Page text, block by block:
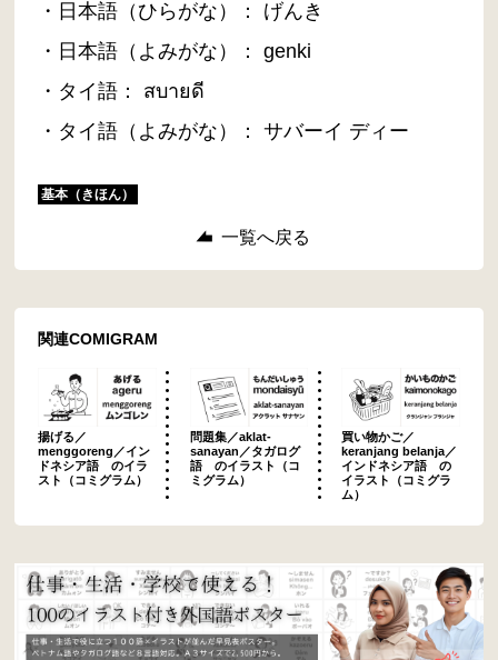
・日本語（ひらがな）： げんき
・日本語（よみがな）： genki
・タイ語： สบายดี
・タイ語（よみがな）： サバーイ ディー
基本（きほん）
一覧へ戻る
関連COMIGRAM
揚げる／
menggoreng／イン
ドネシア語 のイラ
スト（コミグラム）
問題集／aklat-
sanayan／タガログ
語 のイラスト（コ
ミグラム）
買い物かご／
keranjang belanja／
インドネシア語 の
イラスト（コミグラ
ム）